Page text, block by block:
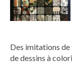
Des imitations de
de dessins à